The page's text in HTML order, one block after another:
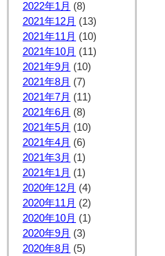
2022年1月 (8)
2021年12月 (13)
2021年11月 (10)
2021年10月 (11)
2021年9月 (10)
2021年8月 (7)
2021年7月 (11)
2021年6月 (8)
2021年5月 (10)
2021年4月 (6)
2021年3月 (1)
2021年1月 (1)
2020年12月 (4)
2020年11月 (2)
2020年10月 (1)
2020年9月 (3)
2020年8月 (5)